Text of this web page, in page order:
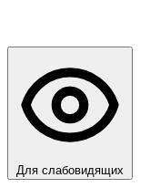
Для слабовидящих